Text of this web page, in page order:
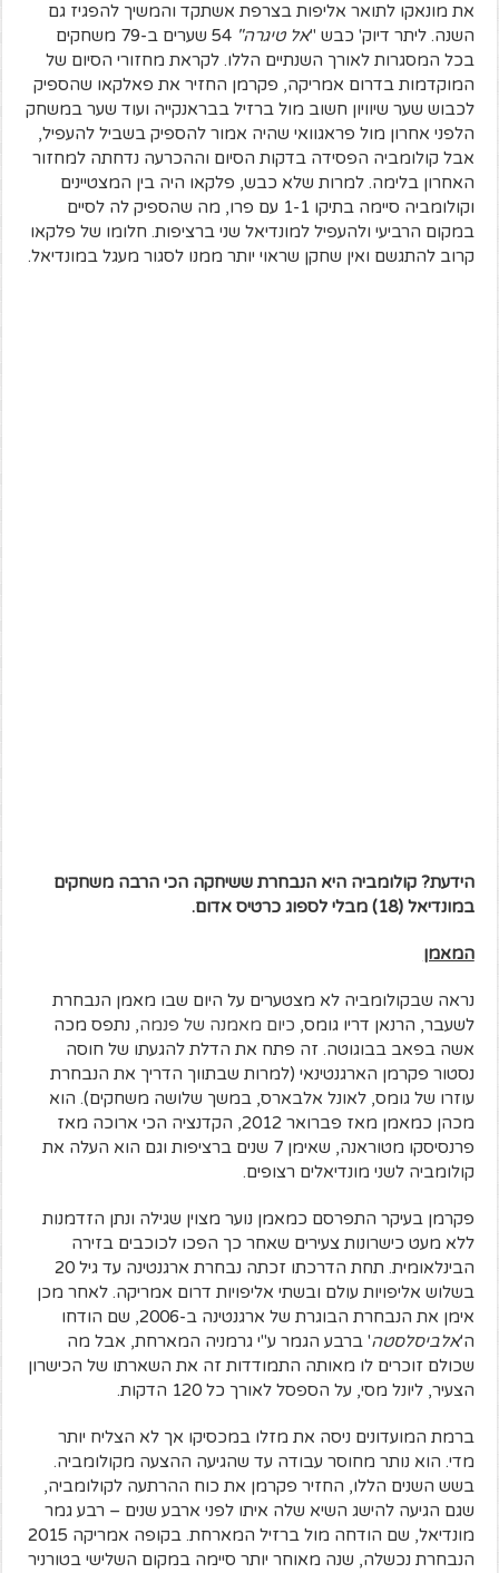
את מונאקו לתואר אליפות בצרפת אשתקד והמשיך להפגיז גם
השנה. ליתר דיוק' כבש "אל טיגרה"
54 שערים ב-79 משחקים
בכל המסגרות לאורך השנתיים הללו. לקראת מחזורי הסיום של
המוקדמות בדרום אמריקה, פקרמן החזיר את פאלקאו שהספיק
לכבוש שער שיוויון חשוב מול ברזיל בבראנקייה ועוד שער במשחק
הלפני אחרון מול פראגוואי שהיה אמור להספיק בשביל להעפיל,
אבל קולומביה הפסידה בדקות הסיום וההכרעה נדחתה למחזור
האחרון בלימה. למרות שלא כבש, פלקאו היה בין המצטיינים
וקולומביה סיימה בתיקו 1-1 עם פרו, מה שהספיק לה לסיים
במקום הרביעי ולהעפיל למונדיאל שני ברציפות. חלומו של פלקאו
קרוב להתגשם ואין שחקן שראוי יותר ממנו לסגור מעגל במונדיאל.
הידעת? קולומביה היא הנבחרת ששיחקה הכי הרבה משחקים
במונדיאל (18) מבלי לספוג כרטיס אדום.
המאמן
נראה שבקולומביה לא מצטערים על היום שבו מאמן הנבחרת
לשעבר, הרנאן דריו גומס, כיום מאמנה של פנמה, נתפס מכה
אשה בפאב בבוגוטה. זה פתח את הדלת להגעתו של חוסה
נסטור פקרמן הארגנטינאי (למרות שבתווך הדריך את הנבחרת
עוזרו של גומס, לאונל אלבארס, במשך שלושה משחקים). הוא
מכהן כמאמן מאז פברואר 2012, הקדנציה הכי ארוכה מאז
פרנסיסקו מטוראנה, שאימן 7 שנים ברציפות וגם הוא העלה את
קולומביה לשני מונדיאלים רצופים.
פקרמן בעיקר התפרסם כמאמן נוער מצוין שגילה ונתן הזדמנות
ללא מעט כישרונות צעירים שאחר כך הפכו לכוכבים בזירה
הבינלאומית. תחת הדרכתו זכתה נבחרת ארגנטינה עד גיל 20
בשלוש אליפויות עולם ובשתי אליפויות דרום אמריקה. לאחר מכן
אימן את הנבחרת הבוגרת של ארגנטינה ב-2006, שם הודחו
ה'אלביסלסטה' ברבע הגמר ע"י גרמניה המארחת, אבל מה
שכולם זוכרים לו מאותה התמודדות זה את השארתו של הכישרון
הצעיר, ליונל מסי, על הספסל לאורך כל 120 הדקות.
ברמת המועדונים ניסה את מזלו במכסיקו אך לא הצליח יותר
מדי. הוא נותר מחוסר עבודה עד שהגיעה ההצעה מקולומביה.
בשש השנים הללו, החזיר פקרמן את כוח ההרתעה לקולומביה,
שגם הגיעה להישג השיא שלה איתו לפני ארבע שנים – רבע גמר
מונדיאל, שם הודחה מול ברזיל המארחת. בקופה אמריקה 2015
הנבחרת נכשלה, שנה מאוחר יותר סיימה במקום השלישי בטורניר